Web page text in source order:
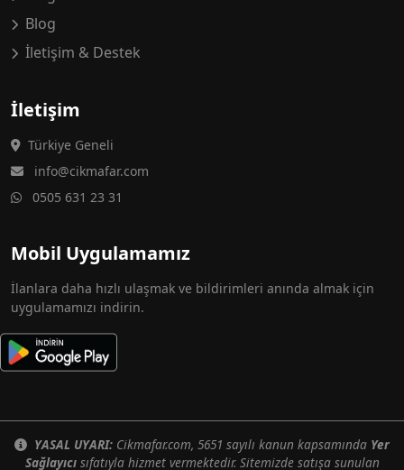
Blog
İletişim & Destek
İletişim
Türkiye Geneli
info@cikmafar.com
0505 631 23 31
Mobil Uygulamamız
İlanlara daha hızlı ulaşmak ve bildirimleri anında almak için
uygulamamızı indirin.
YASAL UYARI: Cikmafar.com, 5651 sayılı kanun kapsamında Yer
Sağlayıcısıfatıyla hizmet vermektedir. Sitemizde satışa sunulan